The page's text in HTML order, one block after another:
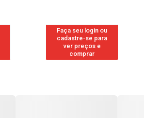
Faça seu login ou
cadastre-se para
ver preços e
comprar